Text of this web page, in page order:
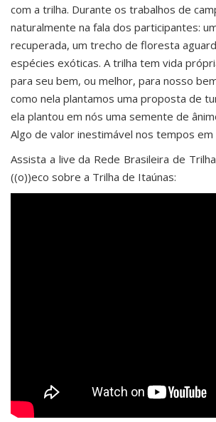
com a trilha. Durante os trabalhos de
naturalmente na fala dos participantes:
recuperada, um trecho de floresta
espécies exóticas. A trilha tem vida
para seu bem, ou melhor, para nosso
como nela plantamos uma proposta de
ela plantou em nós uma semente de
Algo de valor inestimável nos tempos em
Assista a live da Rede Brasileira de
((o))eco sobre a Trilha de Itaúnas: